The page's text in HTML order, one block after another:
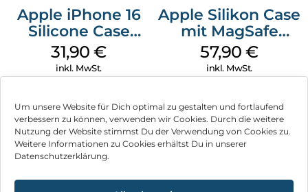
Um unsere Website für Dich optimal zu gestalten und fortlaufend
verbessern zu können, verwenden wir Cookies. Durch die weitere
Nutzung der Website stimmst Du der Verwendung von Cookies zu.
Weitere Informationen zu Cookies erhältst Du in unserer
Datenschutzerklärung.
Apple iPhone 16
Silicone Case
MagSafe Fuchsia
31,90€
inkl. MwSt.
Apple Silikon Case
mit MagSafe
iPhone 14 Pro
(PRODUCT)RED
57,90€
inkl. MwSt.
Impressum